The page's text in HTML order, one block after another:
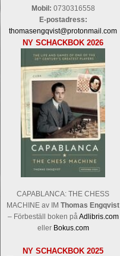
Mobil: 0730316558
E-postadress:
thomasengqvist@protonmail.com
NY SCHACKBOK 2026
CAPABLANCA: THE CHESS
MACHINE av IM Thomas Engqvist
– Förbeställ boken påAdlibris.com
eller Bokus.com
NY SCHACKBOK 2025